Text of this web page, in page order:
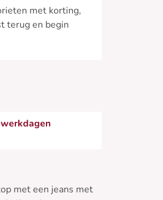
met korting,
terug en begin
met een jeans met